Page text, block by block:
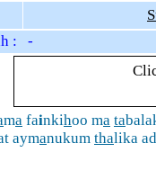
: -
ma fainkihoo ma ta
aymanukum thalika